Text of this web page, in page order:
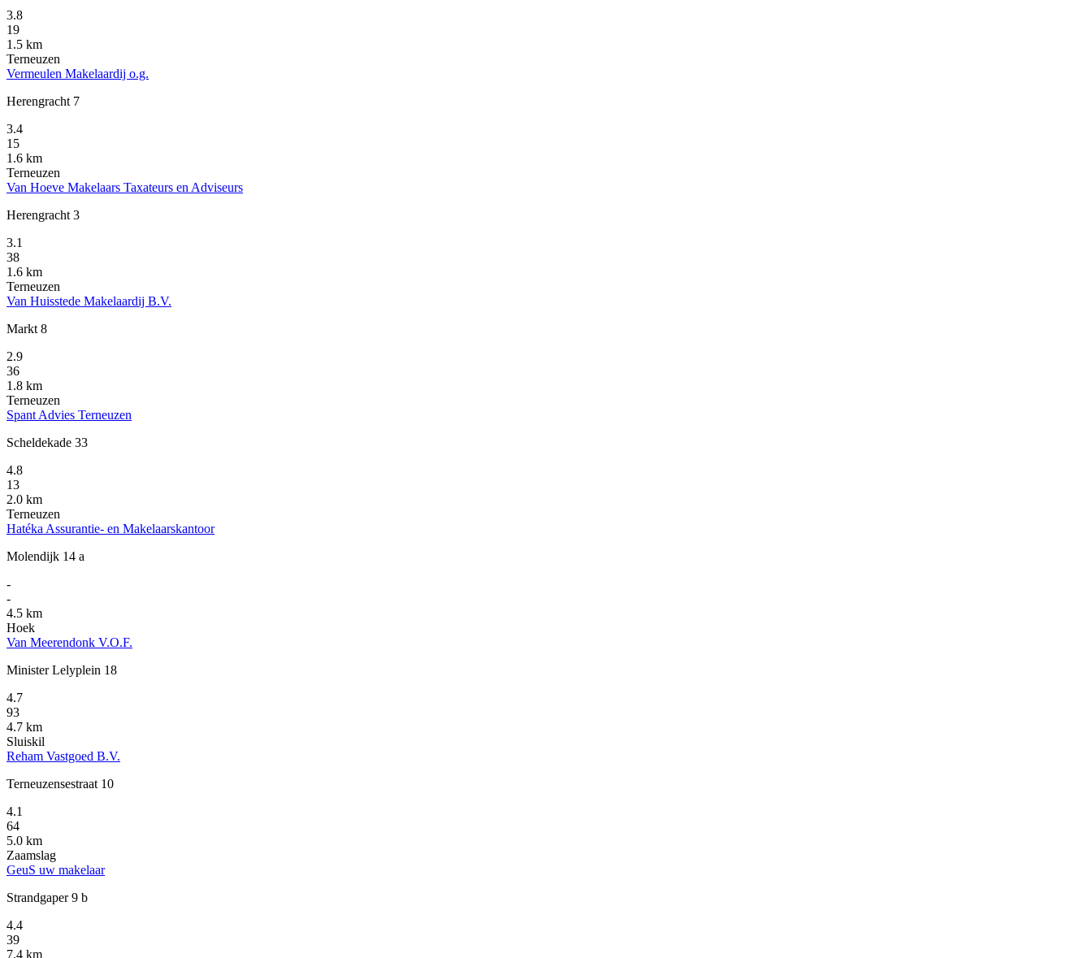
3.8
19
1.5 km
Terneuzen
Vermeulen Makelaardij o.g.
Herengracht 7
3.4
15
1.6 km
Terneuzen
Van Hoeve Makelaars Taxateurs en Adviseurs
Herengracht 3
3.1
38
1.6 km
Terneuzen
Van Huisstede Makelaardij B.V.
Markt 8
2.9
36
1.8 km
Terneuzen
Spant Advies Terneuzen
Scheldekade 33
4.8
13
2.0 km
Terneuzen
Hatéka Assurantie- en Makelaarskantoor
Molendijk 14 a
-
-
4.5 km
Hoek
Van Meerendonk V.O.F.
Minister Lelyplein 18
4.7
93
4.7 km
Sluiskil
Reham Vastgoed B.V.
Terneuzensestraat 10
4.1
64
5.0 km
Zaamslag
GeuS uw makelaar
Strandgaper 9 b
4.4
39
7.4 km